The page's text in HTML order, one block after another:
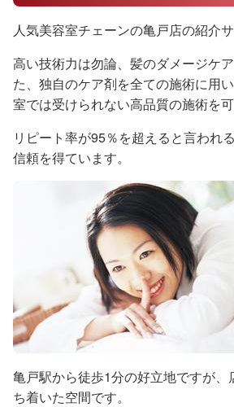
人気美容室チェーンの亀戸店の紹介サ
高い技術力は勿論、髪のダメージケ
た、独自のケア剤を全ての施術に用
室では受けられない高品質の施術を可
リピート率が95％を超えると言われ
信頼を得ています。
亀戸駅から徒歩1分の好立地ですが、
ち着いた空間です。